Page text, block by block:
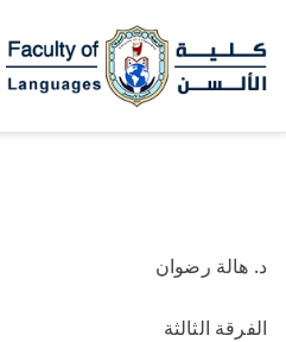
المحتوى
د. هالة رضوان
الفرقة الثالثة